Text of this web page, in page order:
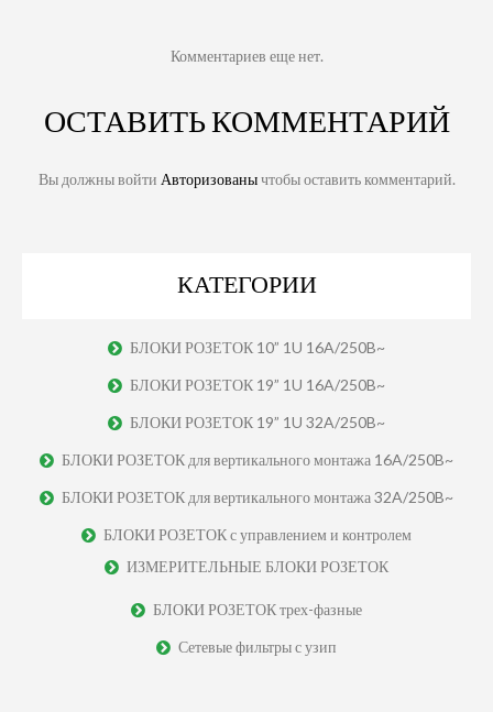
Комментариев еще нет.
ОСТАВИТЬ КОММЕНТАРИЙ
Вы должны войти Авторизованычтобы оставить комментарий.
КАТЕГОРИИ
БЛОКИ РОЗЕТОК 10” 1U 16A/250B~
БЛОКИ РОЗЕТОК 19” 1U 16A/250B~
БЛОКИ РОЗЕТОК 19” 1U 32A/250B~
БЛОКИ РОЗЕТОК для вертикального монтажа 16A/250B~
БЛОКИ РОЗЕТОК для вертикального монтажа 32A/250B~
БЛОКИ РОЗЕТОК с управлением и контролем
ИЗМЕРИТЕЛЬНЫЕ БЛОКИ РОЗЕТОК
БЛОКИ РОЗЕТОК трех-фазные
Сетевые фильтры с узип